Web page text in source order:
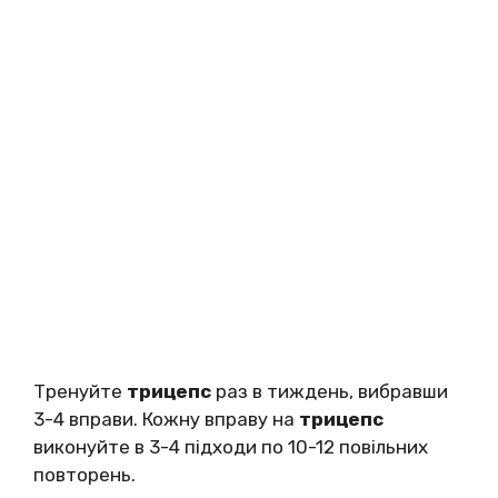
Тренуйте трицепс раз в тиждень, вибравши
3-4 вправи. Кожну вправу на трицепс
виконуйте в 3-4 підходи по 10-12 повільних
повторень.